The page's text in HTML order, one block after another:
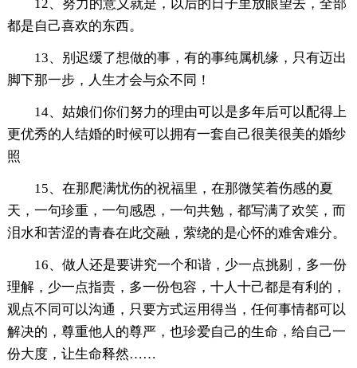
12、努力的意义就是，以后的日子里放眼望去，全部
都是自己喜欢的东西。
13、别迟缓了想做的事，有的事纯属机缘，只有迈出
脚下那一步，人生才会与众不同！
14、姑娘们你们努力的理由可以是多年后可以配得上
更优秀的人结婚的时候可以拥有一套自己很美很美的婚纱
照
15、在那爬满忧伤的祝福里，在那微笑着伤感的夏
天，一句珍重，一句感恩，一句共勉，都写满了欢笑，而
泪水和苦涩的青春在此交融，萦绕的是心怀的难舍难分。
16、做人还是要讲究一个和谐，少一点挑剔，多一份
理解，少一点指责，多一份包容，十人十己都是有利的，
观点不同可以沟通，只要方式运用得当，任何事情都可以
解决的，尊重他人的尊严，也珍爱自己的生命，给自己一
份大度，让生命释然……